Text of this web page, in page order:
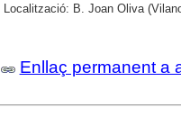
Localització: B. Joan Oliva
Enllaç permanent a